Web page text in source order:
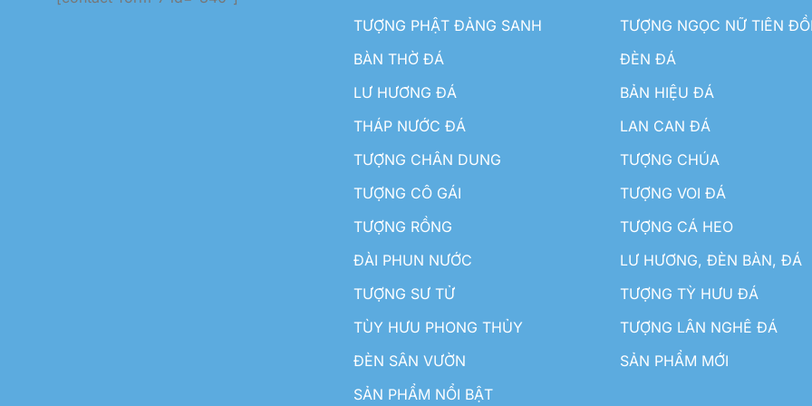
TƯỢNG PHẬT ĐẢNG SANH
TƯỢNG NGỌC NỮ TIÊN
BÀN THỜ ĐÁ
ĐÈN ĐÁ
LƯ HƯƠNG ĐÁ
BẢN HIỆU ĐÁ
THÁP NƯỚC ĐÁ
LAN CAN ĐÁ
TƯỢNG CHÂN DUNG
TƯỢNG CHÚA
TƯỢNG CÔ GÁI
TƯỢNG VOI ĐÁ
TƯỢNG RỒNG
TƯỢNG CÁ HEO
ĐÀI PHUN NƯỚC
LƯ HƯƠNG, ĐÈN BÀN, ĐÁ
TƯỢNG SƯ TỬ
TƯỢNG TỲ HƯU ĐÁ
TÙY HƯU PHONG THỦY
TƯỢNG LÂN NGHÊ ĐÁ
ĐÈN SÂN VƯỜN
SẢN PHẨM MỚI
SẢN PHẨM NỔI BẬT